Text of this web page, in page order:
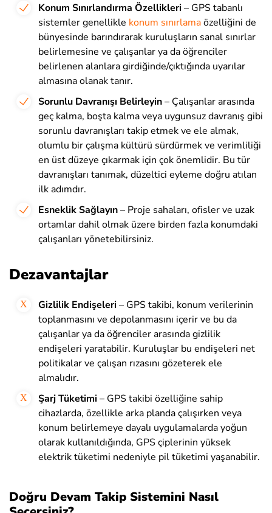
Konum Sınırlandırma Özellikleri – GPS tabanlı
sistemler genellikle konum sınırlamaözelliğini de
bünyesinde barındırarak kuruluşların sanal sınırlar
belirlemesine ve çalışanlar ya da öğrenciler
belirlenen alanlara girdiğinde/çıktığında uyarılar
almasına olanak tanır.
Sorunlu Davranışı Belirleyin– ​​Çalışanlar arasında
geç kalma, boşta kalma veya uygunsuz davranış gibi
sorunlu davranışları takip etmek ve ele almak,
olumlu bir çalışma kültürü sürdürmek ve verimliliği
en üst düzeye çıkarmak için çok önemlidir. Bu tür
davranışları tanımak, düzeltici eyleme doğru atılan
ilk adımdır.
Esneklik Sağlayın– Proje sahaları, ofisler ve uzak
ortamlar dahil olmak üzere birden fazla konumdaki
çalışanları yönetebilirsiniz.
Dezavantajlar
Gizlilik Endişeleri – GPS takibi, konum verilerinin
toplanmasını ve depolanmasını içerir ve bu da
çalışanlar ya da öğrenciler arasında gizlilik
endişeleri yaratabilir. Kuruluşlar bu endişeleri net
politikalar ve çalışan rızasını gözeterek ele
almalıdır.
Şarj Tüketimi – GPS takibi özelliğine sahip
cihazlarda, özellikle arka planda çalışırken veya
konum belirlemeye dayalı uygulamalarda yoğun
olarak kullanıldığında, GPS çiplerinin yüksek
elektrik tüketimi nedeniyle pil tüketimi yaşanabilir.
Doğru Devam Takip Sistemini Nasıl